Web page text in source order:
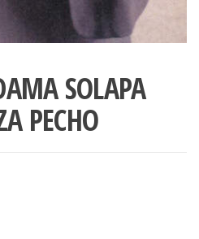
SOLAPA
PECHO